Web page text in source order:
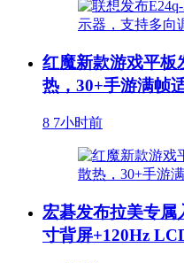
红魔新款游戏平板
热，30+手游满帧
8 7小时前
宏碁发布拉美专属
寸背屏+120Hz